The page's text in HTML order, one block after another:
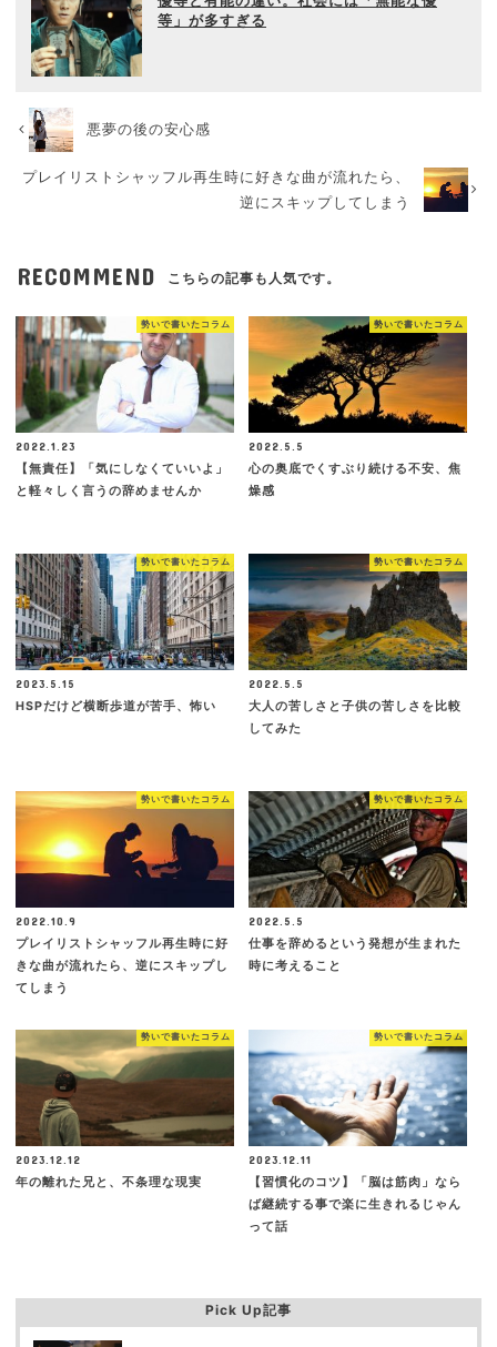
等」が多すぎる
悪夢の後の安心感
プレイリストシャッフル再生時に好きな曲が流れたら、
逆にスキップしてしまう
RECOMMEND こちらの記事も人気です。
勢いで書いたコラム
2022.1.23
【無責任】「気にしなくていいよ」
と軽々しく言うの辞めませんか
勢いで書いたコラム
2022.5.5
心の奥底でくすぶり続ける不安、焦
燥感
勢いで書いたコラム
2023.5.15
HSPだけど横断歩道が苦手、怖い
勢いで書いたコラム
2022.5.5
大人の苦しさと子供の苦しさを比較
してみた
勢いで書いたコラム
2022.10.9
プレイリストシャッフル再生時に好
きな曲が流れたら、逆にスキップし
てしまう
勢いで書いたコラム
2022.5.5
仕事を辞めるという発想が生まれた
時に考えること
勢いで書いたコラム
2023.12.12
年の離れた兄と、不条理な現実
勢いで書いたコラム
2023.12.11
【習慣化のコツ】「脳は筋肉」なら
ば継続する事で楽に生きれるじゃん
って話
Pick Up記事